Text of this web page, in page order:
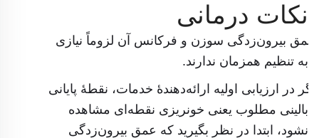
نکات درمانی
عمق بیرون‌زدگی سوزن و فرکانس آن لزوماً نیازی
به تنظیم همزمان ندارند.
اگر در ارزیابی اولیه ارائه‌دهندهٔ خدمات، نقطهٔ پایانی
بالینی مطلوب یعنی خونریزی نقطه‌ای مشاهده
نشود، ابتدا در نظر بگیرید که عمق بیرون‌زدگی